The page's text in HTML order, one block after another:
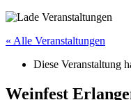
« Alle Veranstaltungen
Diese Veranstaltung
Weinfest